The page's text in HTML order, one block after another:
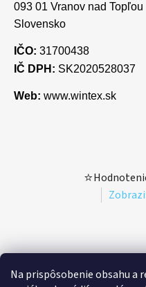
Na prispôsobenie obsahu a
093 01 Vranov nad Topľou
Slovensko
IČO: 31700438
IČ DPH: SK2020528037
Web: www.wintex.sk
⭐